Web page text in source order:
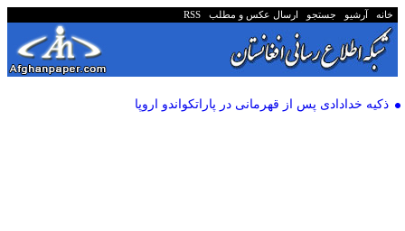
خانه آرشیو جستجو ارسال عکس و مطلب RSS
ذکیه خدادادی پس از قهرمانی در پاراتکواندو اروپا